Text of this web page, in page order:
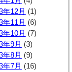
年12月 (1)
年11月 (6)
年10月 (7)
年9月 (3)
年8月 (9)
年7月 (16)